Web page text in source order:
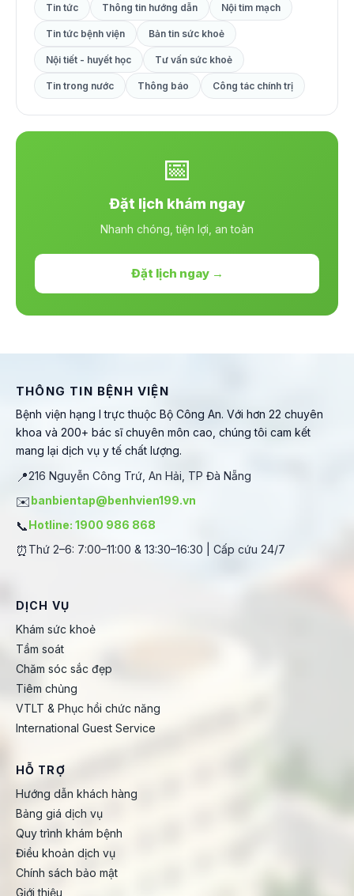
Tin tức Thông tin hướng dẫn Nội tim mạch
Tin tức bệnh viện Bản tin sức khoẻ
Nội tiết - huyết học Tư vấn sức khoẻ
Tin trong nước Thông báo Công tác chính trị
📅
Đặt lịch khám ngay
Nhanh chóng, tiện lợi, an toàn
Đặt lịch ngay →
THÔNG TIN BỆNH VIỆN
Bệnh viện hạng I trực thuộc Bộ Công An. Với hơn 22 chuyên
khoa và 200+ bác sĩ chuyên môn cao, chúng tôi cam kết
mang lại dịch vụ y tế chất lượng.
📍216 Nguyễn Công Trứ, An Hải, TP Đà Nẵng
✉️banbientap@benhvien199.vn
📞Hotline: 1900 986 868
⏰ Thứ 2–6: 7:00–11:00 & 13:30–16:30 | Cấp cứu 24/7
DỊCH VỤ
Khám sức khoẻ
Tầm soát
Chăm sóc sắc đẹp
Tiêm chủng
VTLT & Phục hồi chức năng
International Guest Service
HỖ TRỢ
Hướng dẫn khách hàng
Bảng giá dịch vụ
Quy trình khám bệnh
Điều khoản dịch vụ
Chính sách bảo mật
Giới thiệu